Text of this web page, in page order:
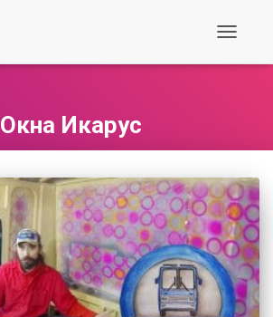
Окна Икарус